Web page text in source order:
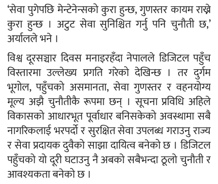
‘सेवा पुगेपछि मेन्टेनेन्सको कुरा हुन्छ, गुणस्तर कायम राख्ने
कुरा हुन्छ । अटुट सेवा सुनिश्चित गर्नु पनि चुनौती छ,’
अर्यालले भने ।
विश्व दूरसञ्चार दिवस मनाइरहँदा नेपालले डिजिटल पहुँच
विस्तारमा उल्लेख्य प्रगति गरेको देखिन्छ । तर दुर्गम
भूगोल, पहुँचको असमानता, सेवा गुणस्तर र वहनयोग्य
मूल्य अझै चुनौतीकै रूपमा छन् । सूचना प्रविधि अहिले
विकासको आधारभूत पूर्वाधार बनिसकेको अवस्थामा सबै
नागरिकलाई भरपर्दो र सुरक्षित सेवा उपलब्ध गराउनु राज्य
र सेवा प्रदायक दुवैको साझा दायित्व बनेको छ । डिजिटल
पहुँचको यो दूरी घटाउनु नै अबको सबैभन्दा ठूलो चुनौती र
आवश्यकता बनेको छ ।